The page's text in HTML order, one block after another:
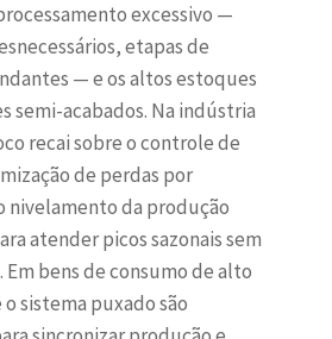
excessivo —
etapas de
— e os altos estoques
semi-acabados. Na indústria
recai sobre o controle de
de perdas por
nivelamento da produção
atender picos sazonais sem
bens de consumo de alto
sistema puxado são